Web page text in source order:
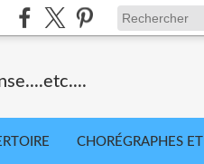
CHORÉGRAPHES